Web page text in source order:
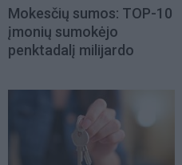
Mokesčių sumos: TOP-10
įmonių sumokėjo
penktadalį milijardo